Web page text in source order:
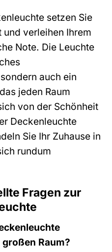
setzen Sie
verleihen Ihrem
Note. Die Leuchte
auch ein
jeden Raum
von der Schönheit
Deckenleuchte
Sie Ihr Zuhause in
rundum
Fragen zur
Raum?